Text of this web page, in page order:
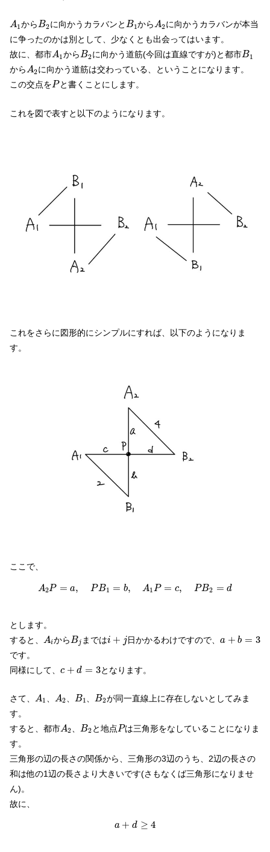
A1
A からB2
B2 に向かうカラバンとB1
B1 からA2
A 2に向かうカラバンが本当
に争ったのかは別として、少なくとも出会ってはいます。
故に、都市A1
A からB2
B2 に向かう道筋(今回は直線ですが)と都市B1
B1
からA2
A
に向かう道筋は交わっている、ということになります。
この交点をP
Pと書くことにします。
これを図で表すと以下のようになります。
これをさらに図形的にシンプルにすれば、以下のようになりま
す。
ここで、
A2P = a, PB1 = b, A1P = c, PB2 = d
=a,P = 1 =c d
とします。
すると、 Ai
A からBj
Bj まではi + j
i+ j 日かかるわけですので、a + b = 3
+b =
です。
同様にして、 c + d = 3
+ = となります。
さて、 A1
A A2
A B1
B1 B2
B2 が同一直線上に存在しないとしてみま
す。
すると、都市A2
A B2
B2 と地点P
Pは三角形をなしていることになりま
す。
三角形の辺の長さの関係から、三角形の3辺のうち、2辺の長さの
和は他の1辺の長さより大きいです(さもなくば三角形になりませ
ん)。
故に、
a + d ≥ 4
a d ≥4